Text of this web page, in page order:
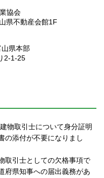
協会
県不動産会館1F
県本部
2-1-25
物取引士について身分証明
の添付が不要になりまし
取引士としての欠格事項で
府県知事への届出義務があ